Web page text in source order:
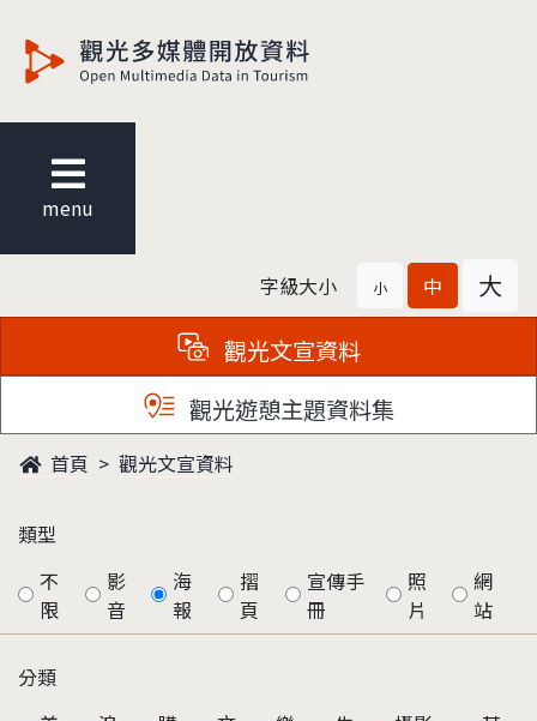
menu
字級大小 小 中 大
觀光文宣資料
觀光遊憩主題資料集
首頁 觀光文宣資料
類型
不
限
影
音
海
報
摺
頁
宣傳手
冊
照
片
網
站
分類